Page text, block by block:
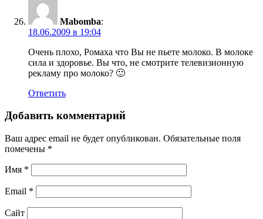
Mabomba:
18.06.2009 в 19:04
Очень плохо, Ромаха что Вы не пьете молоко. В молоке
сила и здоровье. Вы что, не смотрите телевизионную
рекламу про молоко? 🙂
Ответить
Добавить комментарий
Ваш адрес email не будет опубликован. Обязательные поля
помечены *
Имя *
Email *
Сайт